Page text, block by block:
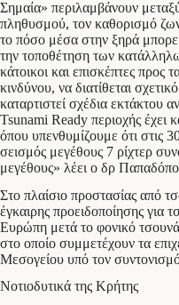
Σημαία» περιλαμβάνουν
πληθυσμού, τον καθορισμό
το πόσο μέσα στην ξηρά
την τοποθέτηση των
κάτοικοι και επισκέπτες
κινδύνου, να διατίθεται
καταρτιστεί σχέδια εκτάκτου
Tsunami Ready περιοχής έχει
όπου υπενθυμίζουμε ότι στις
σεισμός μεγέθους 7 ρίχτερ
μεγέθους» λέει ο δρ
Στο πλαίσιο προστασίας από
έγκαιρης προειδοποίησης για
Ευρώπη μετά το φονικό
στο οποίο συμμετέχουν τα
Μεσογείου υπό τον
Νοτιοδυτικά της Κρήτης